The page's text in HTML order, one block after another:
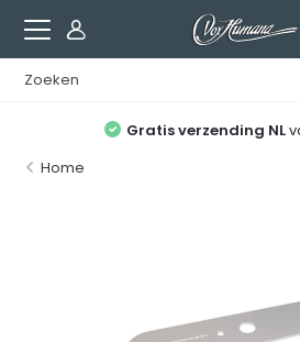
Gratis verzending NL
Home